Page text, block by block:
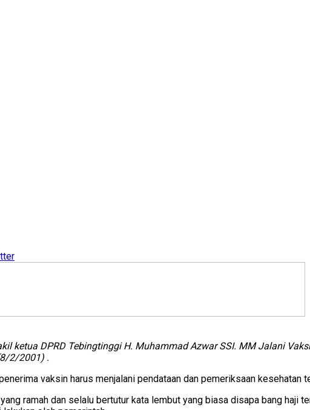
ketua DPRD Tebingtinggi H. Muhammad Azwar SSI. MM Jalani
2/2001) .
vaksin harus menjalani pendataan dan pemeriksaan kesehatan
ramah dan selalu bertutur kata lembut yang biasa disapa bang